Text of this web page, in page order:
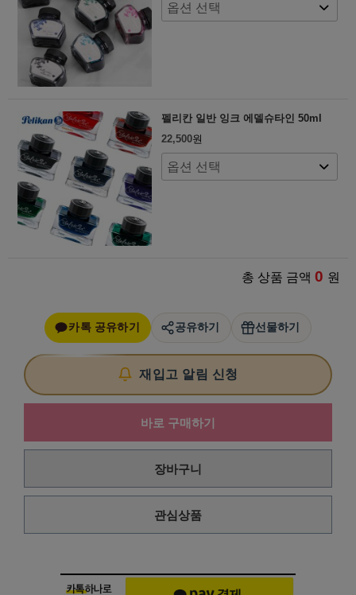
펠리칸 일반 잉크 에델슈타인 50ml
22,500원
총 상품 금액 0 원
카톡 공유하기 공유하기 선물하기
재입고 알림 신청
바로 구매하기
장바구니
관심상품